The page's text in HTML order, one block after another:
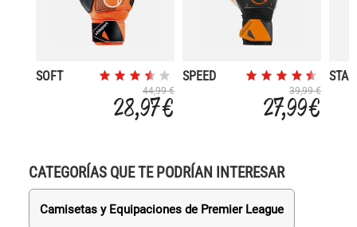
SOFT
44,99 €
28,97 €
SPEED
39,99 €
27,99 €
CATEGORÍAS QUE TE PODRÍAN INTERESAR
Camisetas y Equipaciones de Premier League